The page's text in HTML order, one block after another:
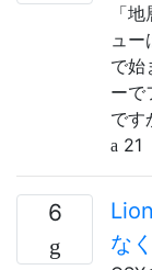
「
ュ
で始
ーで
です
21
6
な